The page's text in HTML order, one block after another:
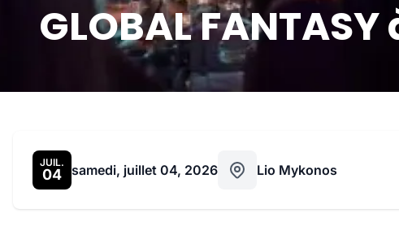
GLOBAL
JUIL.
04 samedi, juillet 04, 2026 Lio Mykonos